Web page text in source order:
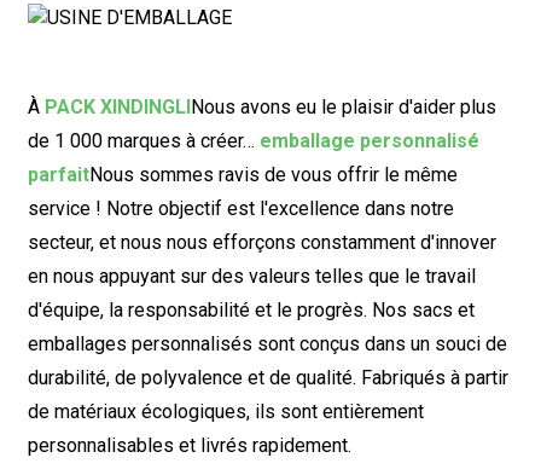
À PACK XINDINGLINous avons eu le plaisir d'aider plus
de 1 000 marques à créer… emballage personnalisé
parfaitNous sommes ravis de vous offrir le même
service ! Notre objectif est l'excellence dans notre
secteur, et nous nous efforçons constamment d'innover
en nous appuyant sur des valeurs telles que le travail
d'équipe, la responsabilité et le progrès. Nos sacs et
emballages personnalisés sont conçus dans un souci de
durabilité, de polyvalence et de qualité. Fabriqués à partir
de matériaux écologiques, ils sont entièrement
personnalisables et livrés rapidement.